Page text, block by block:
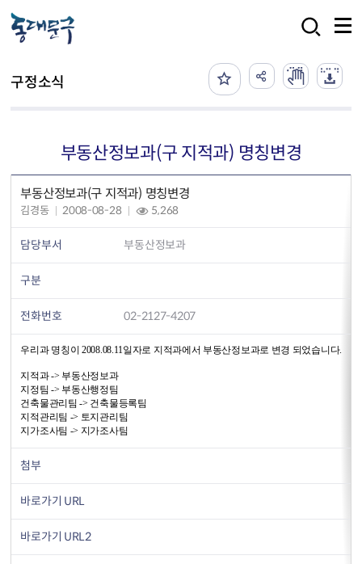
구정소식
부동산정보과(구 지적과) 명칭변경
부동산정보과(구 지적과) 명칭변경
김경동 2008-08-28 5,268
담당부서 부동산정보과
구분
전화번호 02-2127-4207
우리과 명칭이 2008.08.11일자로 지적과에서 부동산정보과로 변경 되었습니다.
지적과 -> 부동산정보과
지정팀 -> 부동산행정팀
건축물관리팀 -> 건축물등록팀
지적관리팀 -> 토지관리팀
지가조사팀 -> 지가조사팀
첨부
바로가기 URL
바로가기 URL2